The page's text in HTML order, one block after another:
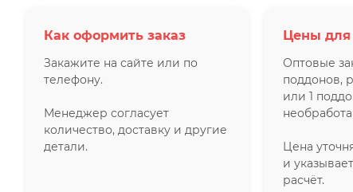
Как оформить заказ
Закажите на сайте или по
телефону.
Менеджер согласует
количество, доставку и другие
детали.
Цены
Оптовые
поддонов,
или 1
Цена
и
расчёт.